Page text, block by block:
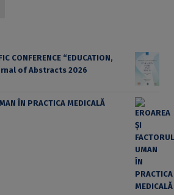
CONFERENCE “EDUCATION,
of Abstracts 2026
ÎN PRACTICA MEDICALĂ